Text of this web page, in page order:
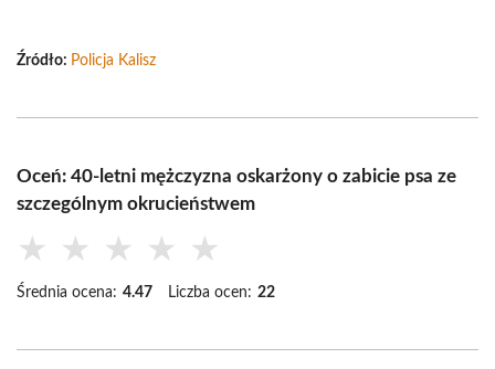
Źródło: Policja Kalisz
Oceń: 40-letni mężczyzna oskarżony o zabicie psa ze
szczególnym okrucieństwem
★ ★ ★ ★ ★
Średnia ocena: 4.47 Liczba ocen: 22